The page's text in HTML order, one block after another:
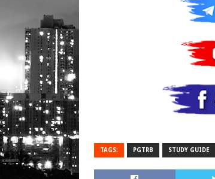
TAGS: PGTRB STUDY GUIDE